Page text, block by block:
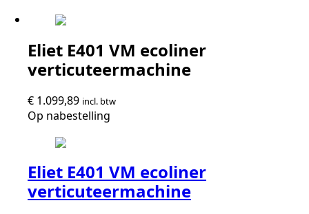
Eliet E401 VM ecoliner
verticuteermachine
€ 1.099,89 incl. btw
Op nabestelling
Eliet E401 VM ecoliner
verticuteermachine